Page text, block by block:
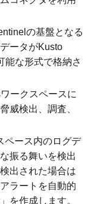
の基盤となる
ータがKusto
能な形式で格納さ
ークスペースに
威検出、調査、
ペース内のログデ
振る舞いを検出
出された場合は
ラートを自動的
を作成します。